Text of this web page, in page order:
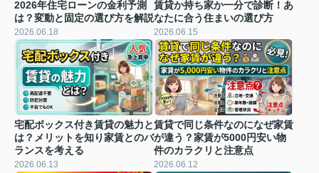
2026年住宅ローンの金利予測
は？変動と固定の選び方を解説
2026.06.18
賃貸か持ち家か一分で診断！あ
なたに合う住まいの選び方
2026.06.15
宅配ボックス付き賃貸の魅力と
は？メリットを知り家賃とのバ
ランスを考える
2026.06.13
賃貸で同じ条件なのになぜ家賃
が違う？家賃が5000円安い物
件のカラクリと注意点
2026.06.12